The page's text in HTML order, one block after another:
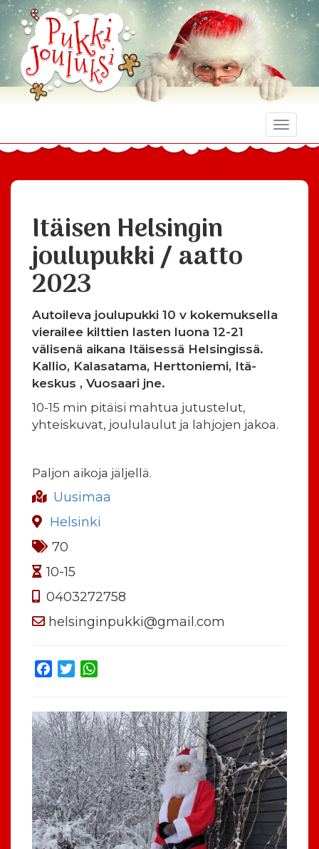
Toggle
Itäisen Helsingin
joulupukki / aatto
2023
Autoileva joulupukki 10 v kokemuksella
vierailee kilttien lasten luona 12-21
välisenä aikana Itäisessä Helsingissä.
Kallio, Kalasatama, Herttoniemi, Itä-
keskus , Vuosaari jne.
10-15 min pitäisi mahtua jutustelut,
yhteiskuvat, joululaulut ja lahjojen jakoa.
Paljon aikoja jäljellä.
Uusimaa
Helsinki
70
10-15
0403272758
helsinginpukki@gmail.com
Facebook
Twitter